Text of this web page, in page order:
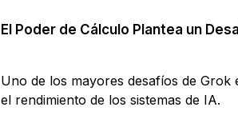
El Poder de Cálculo Plantea un
Uno de los mayores desafíos de
el rendimiento de los sistemas de IA.